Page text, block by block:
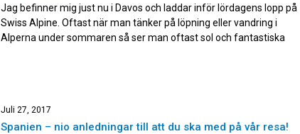
Jag befinner mig just nu i Davos och laddar inför lördagens lopp på
Swiss Alpine. Oftast när man tänker på löpning eller vandring i
Alperna under sommaren så ser man oftast sol och fantastiska
Juli 27, 2017
Spanien – nio anledningar till att du ska med på vår resa!